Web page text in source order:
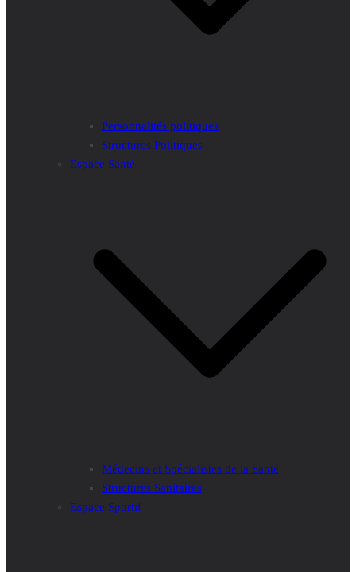
Personnalités politiques
Structures Politiques
Espace Santé
Médecins et Spécialistes de la Santé
Structures Sanitaires
Espace Sportif